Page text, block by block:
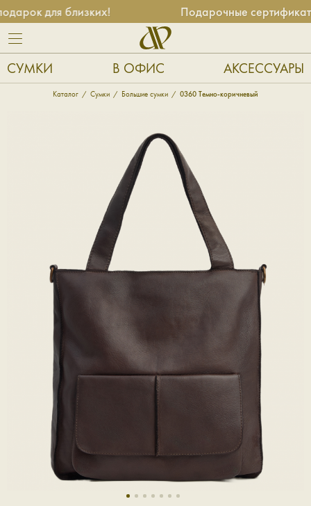
для близких! Подарочные сертификаты
СУМКИ В ОФИС АКСЕССУАРЫ
Каталог Сумки Большие сумки 0360 Темно-коричневый
1 2 3 4 5 6 7